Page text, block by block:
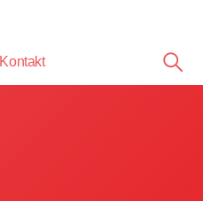
Kontakt